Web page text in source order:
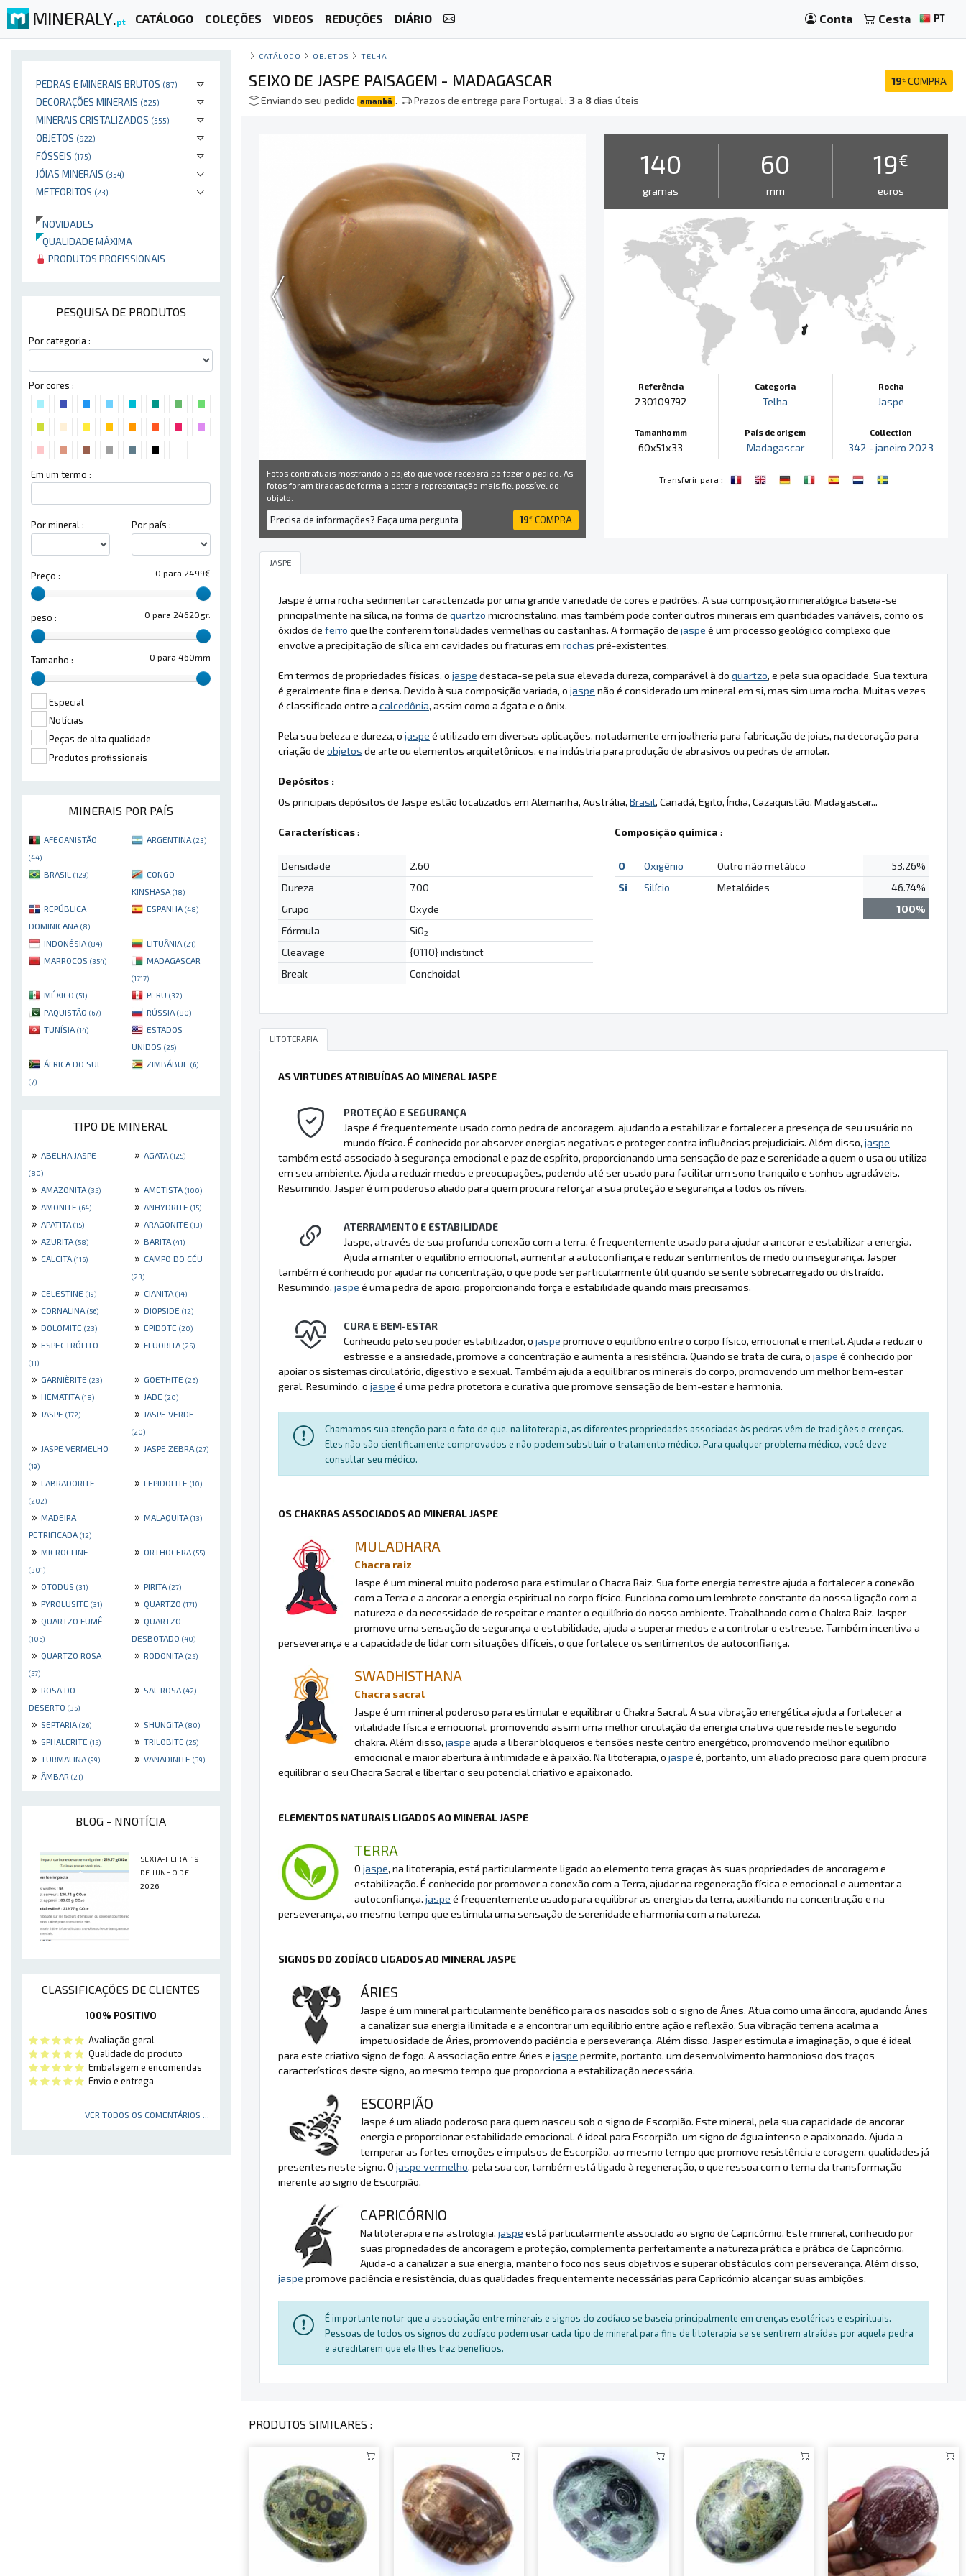
MINERALY.pt CATÁLOGO COLEÇÕES VIDEOS REDUÇÕES DIÁRIO Conta Cesta PT
PEDRAS E MINERAIS BRUTOS (87)
DECORAÇÕES MINERAIS (625)
MINERAIS CRISTALIZADOS (555)
OBJETOS (922)
FÓSSEIS (175)
JÓIAS MINERAIS (354)
METEORITOS (23)
NOVIDADES
QUALIDADE MÁXIMA
PRODUTOS PROFISSIONAIS
PESQUISA DE PRODUTOS
Por categoria :
Por cores :
Em um termo :
Por mineral : Por país :
0 para 2499€
Preço :
0 para 24620gr.
peso :
0 para 460mm
Tamanho :
Especial
Notícias
Peças de alta qualidade
Produtos profissionais
MINERAIS POR PAÍS
AFEGANISTÃO
(44)
ARGENTINA (23)
BRASIL (129)
CONGO -
KINSHASA (18)
REPÚBLICA
DOMINICANA (8)
ESPANHA (48)
INDONÉSIA (84) LITUÂNIA (21)
MARROCOS (354) MADAGASCAR
(1717)
MÉXICO (51) PERU (32)
PAQUISTÃO (67) RÚSSIA (80)
TUNÍSIA (14)
ESTADOS
UNIDOS (25)
ÁFRICA DO SUL
(7)
ZIMBÁBUE (6)
TIPO DE MINERAL
» ABELHA JASPE
(80)
» AGATA (125)
» AMAZONITA (35) » AMETISTA (100)
» AMONITE (64) » ANHYDRITE (15)
» APATITA (15) » ARAGONITE (13)
» AZURITA (58) » BARITA (41)
» CALCITA (116) » CAMPO DO CÉU
(23)
» CELESTINE (19) » CIANITA (14)
» CORNALINA (56) » DIOPSIDE (12)
» DOLOMITE (23) » EPIDOTE (20)
» ESPECTRÓLITO
(11)
» FLUORITA (25)
» GARNIÈRITE (23) » GOETHITE (26)
» HEMATITA (18) » JADE (20)
» JASPE (172) » JASPE VERDE
(20)
» JASPE VERMELHO
(19)
» JASPE ZEBRA (27)
» LABRADORITE
(202)
» LEPIDOLITE (10)
» MADEIRA
PETRIFICADA (12)
» MALAQUITA (13)
» MICROCLINE
(301)
» ORTHOCERA (55)
» OTODUS (31) » PIRITA (27)
» PYROLUSITE (31) » QUARTZO (171)
» QUARTZO FUMÊ
(106)
» QUARTZO
DESBOTADO (40)
» QUARTZO ROSA
(57)
» RODONITA (25)
» ROSA DO
DESERTO (35)
» SAL ROSA (42)
» SEPTARIA (26) » SHUNGITA (80)
» SPHALERITE (15) » TRILOBITE (25)
» TURMALINA (99) » VANADINITE (39)
» ÂMBAR (21)
BLOG - NNOTÍCIA
SEXTA-FEIRA, 19
DE JUNHO DE
2026
CLASSIFICAÇÕES DE CLIENTES
100% POSITIVO
Avaliação geral
Qualidade do produto
Embalagem e encomendas
Envio e entrega
VER TODOS OS COMENTÁRIOS ...
CATÁLOGO OBJETOS TELHA
19€ COMPRA
SEIXO DE JASPE PAISAGEM - MADAGASCAR
Enviando seu pedido amanhã . Prazos de entrega para Portugal :3a 8dias úteis
Fotos contratuais mostrando o objeto que você receberá ao fazer o pedido. As
fotos foram tiradas de forma a obter a representação mais fiel possível do
objeto.
Precisa de informações? Faça uma pergunta 19€ COMPRA
140
gramas
60
mm
19€
euros
Referência
230109792
Tamanho mm
60x51x33
Categoria
Telha
País de origem
Madagascar
Rocha
Jaspe
Collection
342 - janeiro 2023
Transferir para :
JASPE
Jaspe é uma rocha sedimentar caracterizada por uma grande variedade de cores e padrões. A sua composição mineralógica baseia-se
principalmente na sílica, na forma de quartzo microcristalino, mas também pode conter outros minerais em quantidades variáveis, como os
óxidos de ferro que lhe conferem tonalidades vermelhas ou castanhas. A formação de jaspe é um processo geológico complexo que
envolve a precipitação de sílica em cavidades ou fraturas em rochas pré-existentes.
Em termos de propriedades físicas, o jaspe destaca-se pela sua elevada dureza, comparável à do quartzo, e pela sua opacidade. Sua textura
é geralmente fina e densa. Devido à sua composição variada, o jaspe não é considerado um mineral em si, mas sim uma rocha. Muitas vezes
é classificado entre a calcedônia, assim como a ágata e o ônix.
Pela sua beleza e dureza, o jaspe é utilizado em diversas aplicações, notadamente em joalheria para fabricação de joias, na decoração para
criação de objetos de arte ou elementos arquitetônicos, e na indústria para produção de abrasivos ou pedras de amolar.
Depósitos :
Os principais depósitos de Jaspe estão localizados em Alemanha, Austrália, Brasil, Canadá, Egito, Índia, Cazaquistão, Madagascar...
Características:
Densidade
2.60
Dureza
7.00
Grupo
Oxyde
Fórmula
SiO2
Cleavage
{0110} indistinct
Break
Conchoidal
Composição química :
O Oxigênio Outro não metálico
53.26%
Si
Silício Metalóides
46.74%
100%
LITOTERAPIA
AS VIRTUDES ATRIBUÍDAS AO MINERAL JASPE
PROTEÇÃO E SEGURANÇA
Jaspe é frequentemente usado como pedra de ancoragem, ajudando a estabilizar e fortalecer a presença de seu usuário no
mundo físico. É conhecido por absorver energias negativas e proteger contra influências prejudiciais. Além disso, jaspe
também está associado à segurança emocional e paz de espírito, proporcionando uma sensação de paz e serenidade a quem o usa ou utiliza
em seu ambiente. Ajuda a reduzir medos e preocupações, podendo até ser usado para facilitar um sono tranquilo e sonhos agradáveis.
Resumindo, Jasper é um poderoso aliado para quem procura reforçar a sua proteção e segurança a todos os níveis.
ATERRAMENTO E ESTABILIDADE
Jaspe, através de sua profunda conexão com a terra, é frequentemente usado para ajudar a ancorar e estabilizar a energia.
Ajuda a manter o equilíbrio emocional, aumentar a autoconfiança e reduzir sentimentos de medo ou insegurança. Jasper
também é conhecido por ajudar na concentração, o que pode ser particularmente útil quando se sente sobrecarregado ou distraído.
Resumindo, jaspe é uma pedra de apoio, proporcionando força e estabilidade quando mais precisamos.
CURA E BEM-ESTAR
Conhecido pelo seu poder estabilizador, o jaspe promove o equilíbrio entre o corpo físico, emocional e mental. Ajuda a reduzir o
estresse e a ansiedade, promove a concentração e aumenta a resistência. Quando se trata de cura, o jaspe é conhecido por
apoiar os sistemas circulatório, digestivo e sexual. Também ajuda a equilibrar os minerais do corpo, promovendo um melhor bem-estar
geral. Resumindo, o jaspe é uma pedra protetora e curativa que promove sensação de bem-estar e harmonia.
Chamamos sua atenção para o fato de que, na litoterapia, as diferentes propriedades associadas às pedras vêm de tradições e crenças.
Eles não são cientificamente comprovados e não podem substituir o tratamento médico. Para qualquer problema médico, você deve
consultar seu médico.
OS CHAKRAS ASSOCIADOS AO MINERAL JASPE
MULADHARA
Chacra raiz
Jaspe é um mineral muito poderoso para estimular o Chacra Raiz. Sua forte energia terrestre ajuda a fortalecer a conexão
com a Terra e a ancorar a energia espiritual no corpo físico. Funciona como um lembrete constante da nossa ligação com a
natureza e da necessidade de respeitar e manter o equilíbrio do nosso ambiente. Trabalhando com o Chakra Raiz, Jasper
promove uma sensação de segurança e estabilidade, ajuda a superar medos e a controlar o estresse. Também incentiva a
perseverança e a capacidade de lidar com situações difíceis, o que fortalece os sentimentos de autoconfiança.
SWADHISTHANA
Chacra sacral
Jaspe é um mineral poderoso para estimular e equilibrar o Chakra Sacral. A sua vibração energética ajuda a fortalecer a
vitalidade física e emocional, promovendo assim uma melhor circulação da energia criativa que reside neste segundo
chakra. Além disso, jaspe ajuda a liberar bloqueios e tensões neste centro energético, promovendo melhor equilíbrio
emocional e maior abertura à intimidade e à paixão. Na litoterapia, o jaspe é, portanto, um aliado precioso para quem procura
equilibrar o seu Chacra Sacral e libertar o seu potencial criativo e apaixonado.
ELEMENTOS NATURAIS LIGADOS AO MINERAL JASPE
TERRA
O jaspe, na litoterapia, está particularmente ligado ao elemento terra graças às suas propriedades de ancoragem e
estabilização. É conhecido por promover a conexão com a Terra, ajudar na regeneração física e emocional e aumentar a
autoconfiança. jaspe é frequentemente usado para equilibrar as energias da terra, auxiliando na concentração e na
perseverança, ao mesmo tempo que estimula uma sensação de serenidade e harmonia com a natureza.
SIGNOS DO ZODÍACO LIGADOS AO MINERAL JASPE
ÁRIES
Jaspe é um mineral particularmente benéfico para os nascidos sob o signo de Áries. Atua como uma âncora, ajudando Áries
a canalizar sua energia ilimitada e a encontrar um equilíbrio entre ação e reflexão. Sua vibração terrena acalma a
impetuosidade de Áries, promovendo paciência e perseverança. Além disso, Jasper estimula a imaginação, o que é ideal
para este criativo signo de fogo. A associação entre Áries e jaspe permite, portanto, um desenvolvimento harmonioso dos traços
característicos deste signo, ao mesmo tempo que proporciona a estabilização necessária.
ESCORPIÃO
Jaspe é um aliado poderoso para quem nasceu sob o signo de Escorpião. Este mineral, pela sua capacidade de ancorar
energia e proporcionar estabilidade emocional, é ideal para Escorpião, um signo de água intenso e apaixonado. Ajuda a
temperar as fortes emoções e impulsos de Escorpião, ao mesmo tempo que promove resistência e coragem, qualidades já
presentes neste signo. O jaspe vermelho, pela sua cor, também está ligado à regeneração, o que ressoa com o tema da transformação
inerente ao signo de Escorpião.
CAPRICÓRNIO
Na litoterapia e na astrologia, jaspe está particularmente associado ao signo de Capricórnio. Este mineral, conhecido por
suas propriedades de ancoragem e proteção, complementa perfeitamente a natureza prática e prática de Capricórnio.
Ajuda-o a canalizar a sua energia, manter o foco nos seus objetivos e superar obstáculos com perseverança. Além disso,
jaspe promove paciência e resistência, duas qualidades frequentemente necessárias para Capricórnio alcançar suas ambições.
É importante notar que a associação entre minerais e signos do zodíaco se baseia principalmente em crenças esotéricas e espirituais.
Pessoas de todos os signos do zodíaco podem usar cada tipo de mineral para fins de litoterapia se se sentirem atraídas por aquela pedra
e acreditarem que ela lhes traz benefícios.
PRODUTOS SIMILARES :